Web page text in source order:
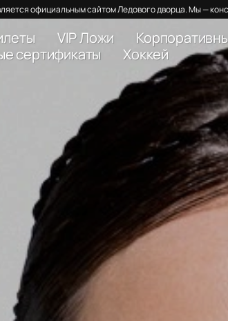
официальным сайтом Ледового дворца. Мы —
VIP Ложи
сертификаты
Хоккей